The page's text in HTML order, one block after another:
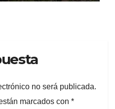
no será publicada.
marcados con *